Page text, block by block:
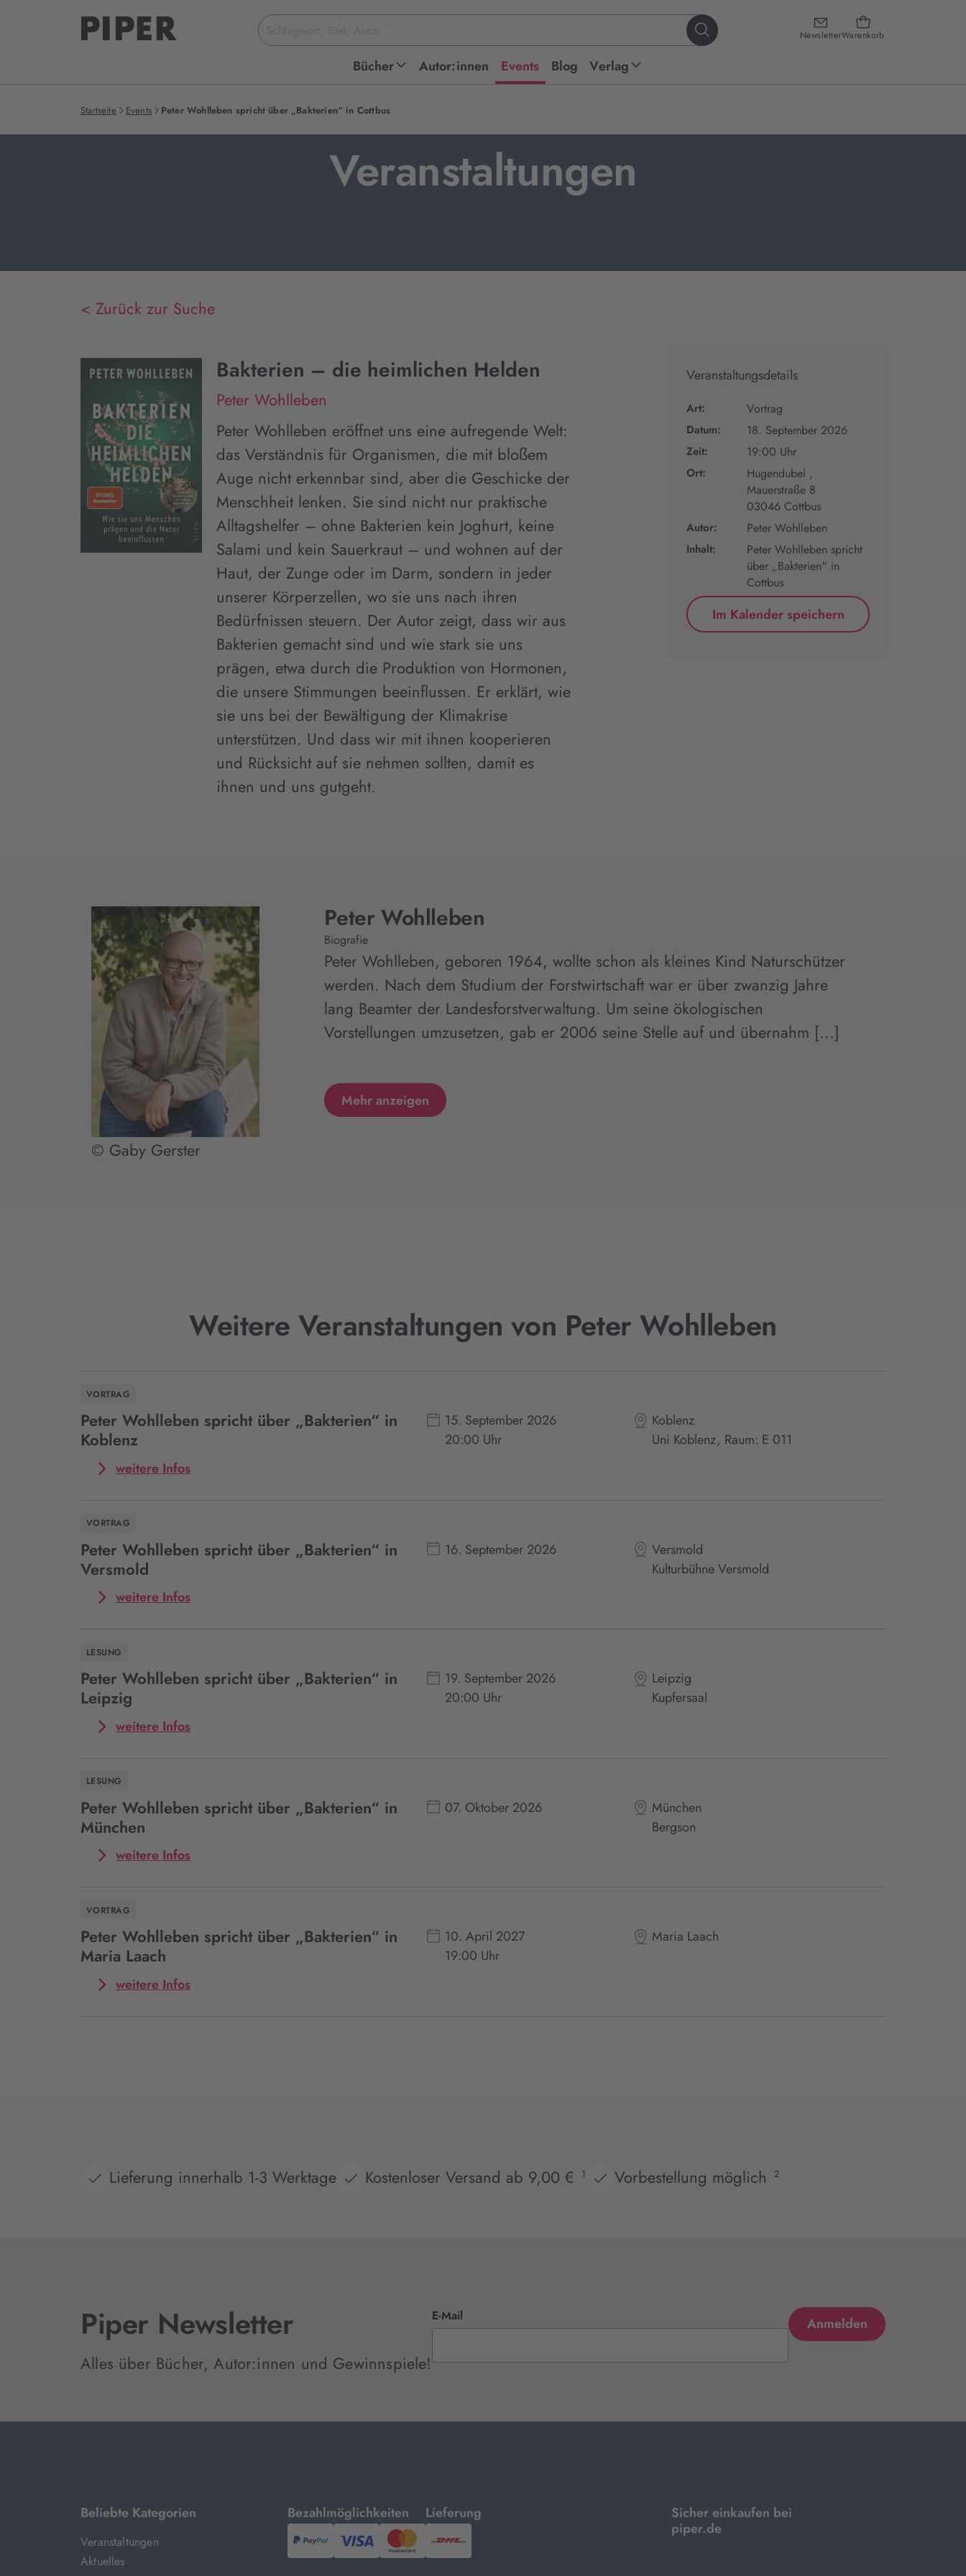
NewsletterWarenkorb
Suchbegriff
eingeben
Bücher Autor:innen Events Blog Verlag
Startseite Events Peter Wohlleben spricht über „Bakterien“ in Cottbus
Veranstaltungen
< Zurück zur Suche
Bakterien – die heimlichen Helden
Peter Wohlleben
Peter Wohlleben eröffnet uns eine aufregende Welt:
das Verständnis für Organismen, die mit bloßem
Auge nicht erkennbar sind, aber die Geschicke der
Menschheit lenken. Sie sind nicht nur praktische
Alltagshelfer – ohne Bakterien kein Joghurt, keine
Salami und kein Sauerkraut – und wohnen auf der
Haut, der Zunge oder im Darm, sondern in jeder
unserer Körperzellen, wo sie uns nach ihren
Bedürfnissen steuern. Der Autor zeigt, dass wir aus
Bakterien gemacht sind und wie stark sie uns
prägen, etwa durch die Produktion von Hormonen,
die unsere Stimmungen beeinflussen. Er erklärt, wie
sie uns bei der Bewältigung der Klimakrise
unterstützen. Und dass wir mit ihnen kooperieren
und Rücksicht auf sie nehmen sollten, damit es
ihnen und uns gutgeht.
Veranstaltungsdetails
Art: Vortrag
Datum: 18. September 2026
Zeit: 19:00 Uhr
Ort:
Hugendubel ,
Mauerstraße 8
03046 Cottbus
Autor: Peter Wohlleben
Inhalt:
Peter Wohlleben spricht
über „Bakterien“ in
Cottbus
Im Kalender speichern
© Gaby Gerster
Peter Wohlleben
Biografie
Peter Wohlleben, geboren 1964, wollte schon als kleines Kind Naturschützer
werden. Nach dem Studium der Forstwirtschaft war er über zwanzig Jahre
lang Beamter der Landesforstverwaltung. Um seine ökologischen
Vorstellungen umzusetzen, gab er 2006 seine Stelle auf und übernahm [...]
Mehr anzeigen
Weitere Veranstaltungen von Peter Wohlleben
VORTRAG
Peter Wohlleben spricht über „Bakterien“ in
Koblenz
15. September 2026
20:00 Uhr
Koblenz
Uni Koblenz, Raum: E 011
weitere InfosMehr
spricht
über
VORTRAG
Peter Wohlleben spricht über „Bakterien“ in
Versmold
16. September 2026
Versmold
Kulturbühne Versmold
weitere InfosMehr
spricht
über
LESUNG
Peter Wohlleben spricht über „Bakterien“ in
Leipzig
19. September 2026
20:00 Uhr
Leipzig
Kupfersaal
weitere InfosMehr
spricht
über
LESUNG
Peter Wohlleben spricht über „Bakterien“ in
München
07. Oktober 2026
München
Bergson
weitere InfosMehr
spricht
über
VORTRAG
Peter Wohlleben spricht über „Bakterien“ in
Maria Laach
10. April 2027
19:00 Uhr
Maria Laach
weitere InfosMehr
Lieferung innerhalb 1-3 Werktage Kostenloser Versand ab 9,00 € 1 Vorbestellung möglich 2
Piper Newsletter
Alles über Bücher, Autor:innen und Gewinnspiele!
E-Mail
Beliebte Kategorien
Veranstaltungen
Aktuelles
Bezahlmöglichkeiten
mit
PayPal,Visa
und
Lieferung
mit
DHL.
Sicher einkaufen bei
piper.de